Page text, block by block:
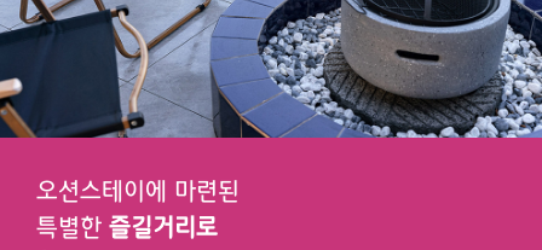
오션스테이에 마련된
특별한 즐길거리로